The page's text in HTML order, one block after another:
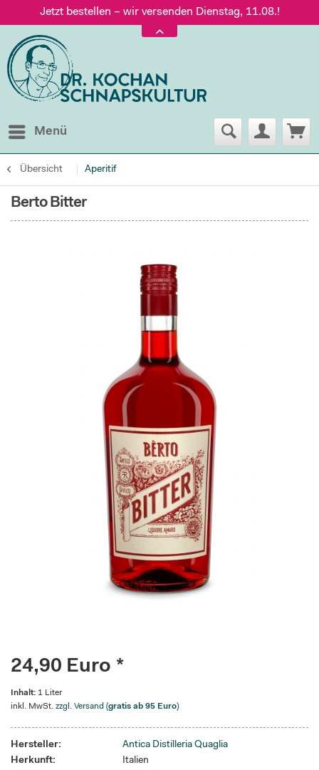
Jetzt bestellen – wir versenden Dienstag, 11.08.!
Versand nur 5,60 €, gratis ab 95 € Warenwert
Jetzt bestellen – wir versenden Dienstag, 11.08.!
Menü
Übersicht Aperitif
Berto Bitter
24,90 Euro *
Inhalt: 1 Liter
inkl. MwSt. zzgl. Versand (gratis ab 95 Euro)
Hersteller:
Antica Distilleria Quaglia
Herkunft:
Italien